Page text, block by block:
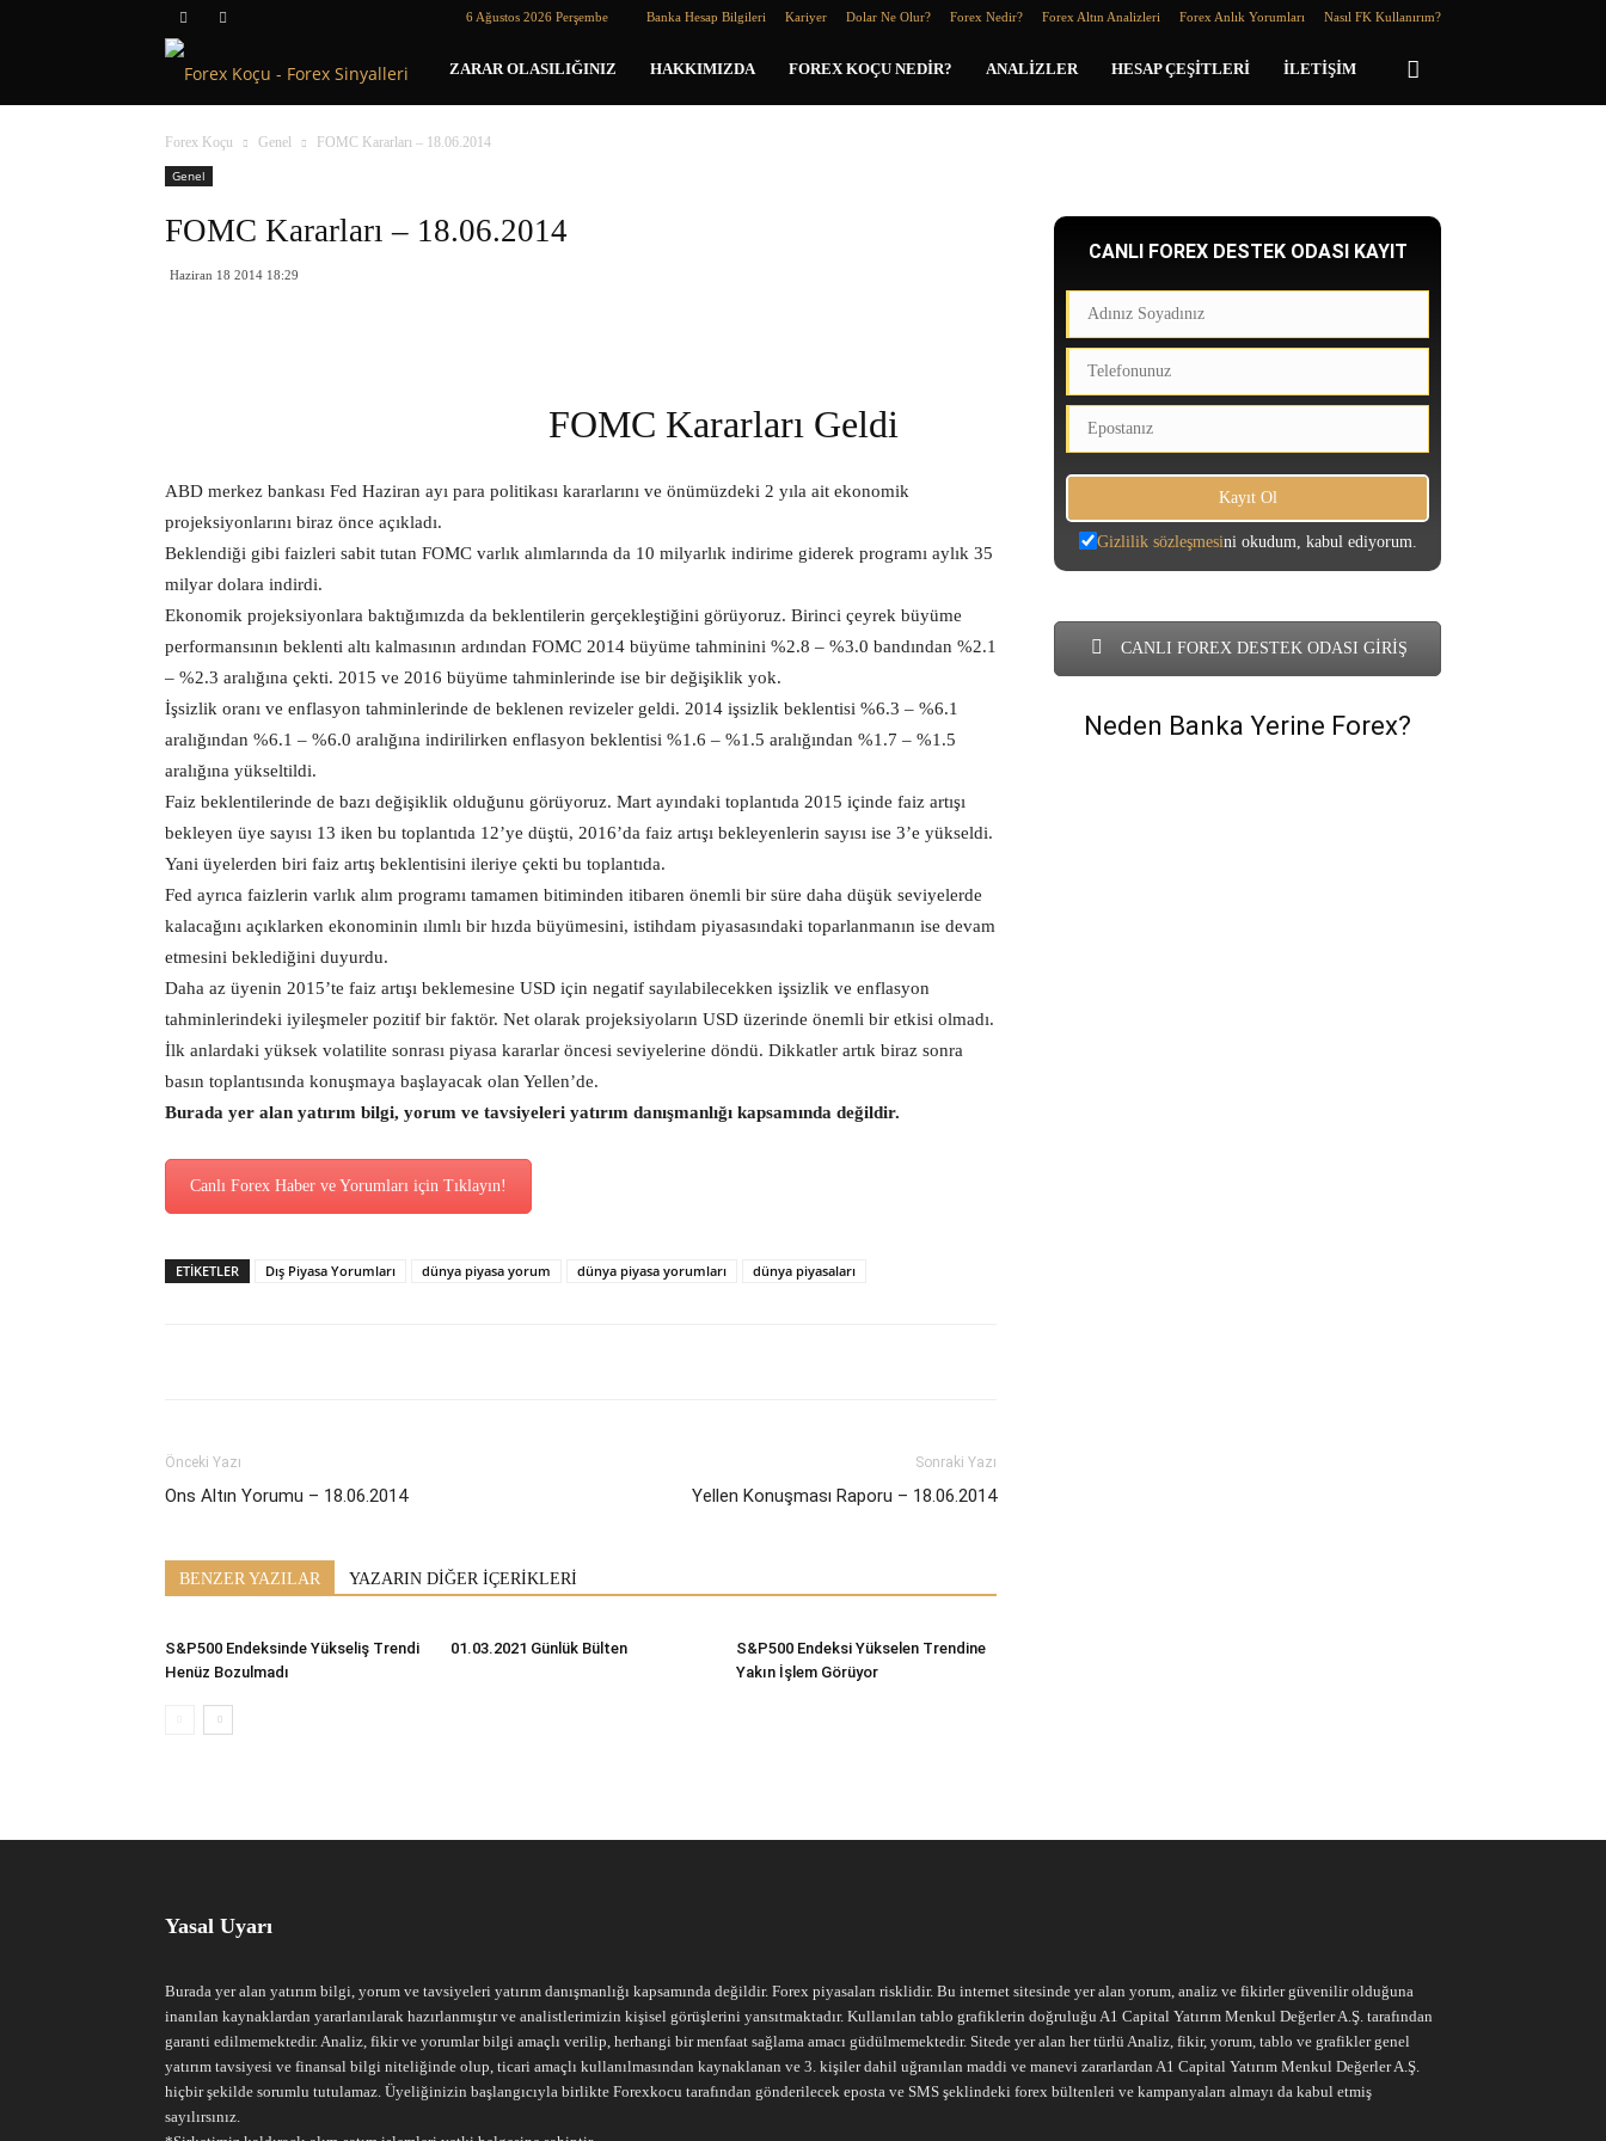
6 Ağustos 2026 Perşembe Banka Hesap Bilgileri Kariyer Dolar Ne Olur? Forex Nedir? Forex Altın Analizleri Forex Anlık Yorumları Nasıl FK Kullanırım?
Forex
Koçu
ZARAR OLASILIĞINIZ HAKKIMIZDA FOREX KOÇU NEDIR? ANALIZLER HESAP ÇEŞITLERI İLETIŞIM
Forex Koçu Genel
FOMC Kararları – 18.06.2014
Genel
FOMC Kararları – 18.06.2014
Haziran 18 2014 18:29
FOMC Kararları Geldi
ABD merkez bankası Fed Haziran ayı para politikası kararlarını ve önümüzdeki 2 yıla ait ekonomik
projeksiyonlarını biraz önce açıkladı.
Beklendiği gibi faizleri sabit tutan FOMC varlık alımlarında da 10 milyarlık indirime giderek programı aylık 35
milyar dolara indirdi.
Ekonomik projeksiyonlara baktığımızda da beklentilerin gerçekleştiğini görüyoruz. Birinci çeyrek büyüme
performansının beklenti altı kalmasının ardından FOMC 2014 büyüme tahminini %2.8 – %3.0 bandından %2.1
– %2.3 aralığına çekti. 2015 ve 2016 büyüme tahminlerinde ise bir değişiklik yok.
İşsizlik oranı ve enflasyon tahminlerinde de beklenen revizeler geldi. 2014 işsizlik beklentisi %6.3 – %6.1
aralığından %6.1 – %6.0 aralığına indirilirken enflasyon beklentisi %1.6 – %1.5 aralığından %1.7 – %1.5
aralığına yükseltildi.
Faiz beklentilerinde de bazı değişiklik olduğunu görüyoruz. Mart ayındaki toplantıda 2015 içinde faiz artışı
bekleyen üye sayısı 13 iken bu toplantıda 12’ye düştü, 2016’da faiz artışı bekleyenlerin sayısı ise 3’e yükseldi.
Yani üyelerden biri faiz artış beklentisini ileriye çekti bu toplantıda.
Fed ayrıca faizlerin varlık alım programı tamamen bitiminden itibaren önemli bir süre daha düşük seviyelerde
kalacağını açıklarken ekonominin ılımlı bir hızda büyümesini, istihdam piyasasındaki toparlanmanın ise devam
etmesini beklediğini duyurdu.
Daha az üyenin 2015’te faiz artışı beklemesine USD için negatif sayılabilecekken işsizlik ve enflasyon
tahminlerindeki iyileşmeler pozitif bir faktör. Net olarak projeksiyoların USD üzerinde önemli bir etkisi olmadı.
İlk anlardaki yüksek volatilite sonrası piyasa kararlar öncesi seviyelerine döndü. Dikkatler artık biraz sonra
basın toplantısında konuşmaya başlayacak olan Yellen’de.
Burada yer alan yatırım bilgi, yorum ve tavsiyeleri yatırım danışmanlığı kapsamında değildir.
Canlı Forex Haber ve Yorumları için Tıklayın!
ETİKETLER Dış Piyasa Yorumları dünya piyasa yorum dünya piyasa yorumları dünya piyasaları
Önceki Yazı
Ons Altın Yorumu – 18.06.2014
Sonraki Yazı
Yellen Konuşması Raporu – 18.06.2014
BENZER YAZILAR YAZARIN DİĞER İÇERİKLERİ
S&P500 Endeksinde Yükseliş Trendi
Henüz Bozulmadı
01.03.2021 Günlük Bülten
S&P500 Endeksi Yükselen Trendine
Yakın İşlem Görüyor
CANLI FOREX DESTEK ODASI KAYIT
Gizlilik sözleşmesini okudum, kabul ediyorum.
CANLI FOREX DESTEK ODASI GİRİŞ
Neden Banka Yerine Forex?
Yasal Uyarı
Burada yer alan yatırım bilgi, yorum ve tavsiyeleri yatırım danışmanlığı kapsamında değildir. Forex piyasaları risklidir. Bu internet sitesinde yer alan yorum, analiz ve fikirler güvenilir olduğuna
inanılan kaynaklardan yararlanılarak hazırlanmıştır ve analistlerimizin kişisel görüşlerini yansıtmaktadır. Kullanılan tablo grafiklerin doğruluğu A1 Capital Yatırım Menkul Değerler A.Ş. tarafından
garanti edilmemektedir. Analiz, fikir ve yorumlar bilgi amaçlı verilip, herhangi bir menfaat sağlama amacı güdülmemektedir. Sitede yer alan her türlü Analiz, fikir, yorum, tablo ve grafikler genel
yatırım tavsiyesi ve finansal bilgi niteliğinde olup, ticari amaçlı kullanılmasından kaynaklanan ve 3. kişiler dahil uğranılan maddi ve manevi zararlardan A1 Capital Yatırım Menkul Değerler A.Ş.
hiçbir şekilde sorumlu tutulamaz. Üyeliğinizin başlangıcıyla birlikte Forexkocu tarafından gönderilecek eposta ve SMS şeklindeki forex bültenleri ve kampanyaları almayı da kabul etmiş
sayılırsınız.